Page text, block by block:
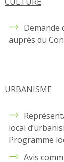
Demande
auprès du
URBANISME
local
Programme
Avis